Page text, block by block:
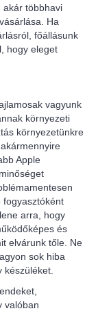
akár többhavi
Ha
főállásunk
hogy eleget
vagyunk
környezeti
környezetünkre
Apple
fogyasztóként
arra, hogy
és
elvárunk tőle. Ne
sok hiba
valóban